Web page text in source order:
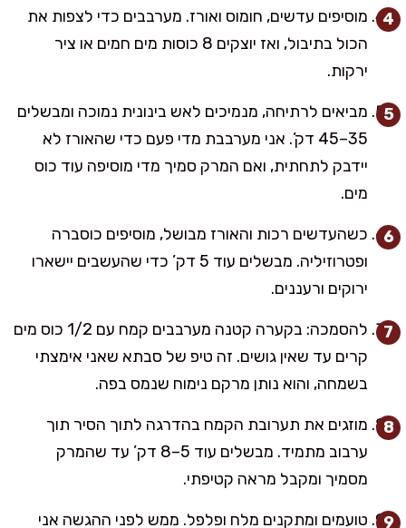
מוסיפים עדשים, חומוס ואורז. מערבבים כדי לצפות את
הכול בתיבול, ואז יוצקים 8 כוסות מים חמים או ציר
ירקות.
מביאים לרתיחה, מנמיכים לאש בינונית נמוכה ומבשלים
35–45 דק’. אני מערבבת מדי פעם כדי שהאורז לא
יידבק לתחתית, ואם המרק סמיך מדי מוסיפה עוד כוס
מים.
כשהעדשים רכות והאורז מבושל, מוסיפים כוסברה
ופטרוזיליה. מבשלים עוד 5 דק’ כדי שהעשבים יישארו
ירוקים ורעננים.
להסמכה: בקערה קטנה מערבבים קמח עם 1/2 כוס מים
קרים עד שאין גושים. זה טיפ של סבתא שאני אימצתי
בשמחה, והוא נותן מרקם נימוח שנמס בפה.
מוזגים את תערובת הקמח בהדרגה לתוך הסיר תוך
ערבוב מתמיד. מבשלים עוד 5–8 דק’ עד שהמרק
מסמיך ומקבל מראה קטיפתי.
טועמים ומתקנים מלח ופלפל. ממש לפני ההגשה אני